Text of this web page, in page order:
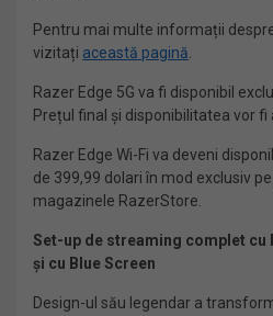
Pentru mai multe informații
vizitați această pagină
Razer Edge 5G va fi disponibil
Prețul final și disponibilitatea vor fi
Razer Edge Wi-Fi va deveni
de 399,99 dolari în mod exclusiv
magazinele RazerStore.
Set-up de streaming complet cu
și cu Blue Screen
Design-ul său legendar a